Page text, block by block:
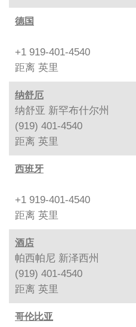
德国
+1 919-401-4540
距离 英里
纳舒厄
纳舒亚 新罕布什尔州
(919) 401-4540
距离 英里
西班牙
+1 919-401-4540
距离 英里
酒店
帕西帕尼 新泽西州
(919) 401-4540
距离 英里
哥伦比亚